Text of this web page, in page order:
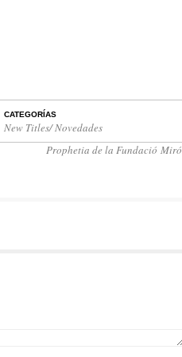
CATEGORÍAS
New Titles/ Novedades
Prophetia de la Fundació Miró